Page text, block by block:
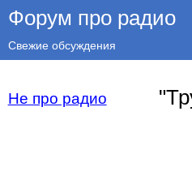
Форум про радио
Свежие обсуждения
Не про радио